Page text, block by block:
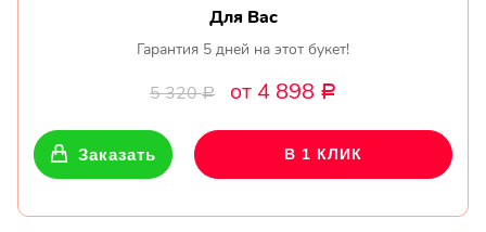
Для Вас
Гарантия 5 дней на этот букет!
5 320Р от 4 898 Р
Заказать В 1 КЛИК